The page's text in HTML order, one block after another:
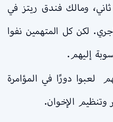
ومالك فندق ريتز في
لكن كل المتهمين نفوا
إليهم.
لعبوا دورًا في المؤامرة
وتنظيم الإخوان.